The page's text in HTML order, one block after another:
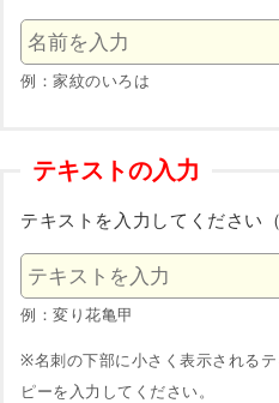
例：家紋のいろは
テキストの入力
テキストを入力してください
例：変り花亀甲
※名刺の下部に小さく表示される
ピーを入力してください。